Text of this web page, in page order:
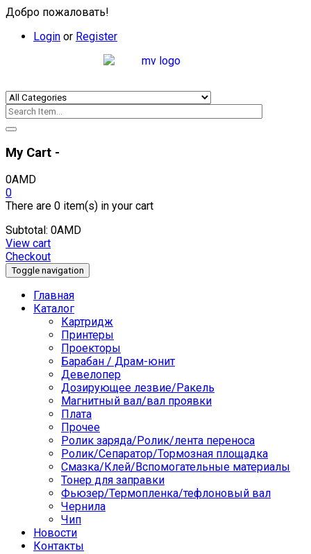
Добро пожаловать!
Login or Register
My Cart -
0AMD
0
There are 0 item(s) in your cart
Subtotal: 0AMD
View cart
Checkout
Toggle navigation
Главная
Каталог
Картридж
Принтеры
Проекторы
Барабан / Драм-юнит
Девелопер
Дозирующее лезвие/Ракель
Магнитный вал/вал проявки
Плата
Прочее
Ролик заряда/Ролик/лента переноса
Ролик/Сепаратор/Тормозная площадка
Смазка/Клей/Вспомогательные материалы
Тонер для заправки
Фьюзер/Термопленка/тефлоновый вал
Чернила
Чип
Новости
Контакты